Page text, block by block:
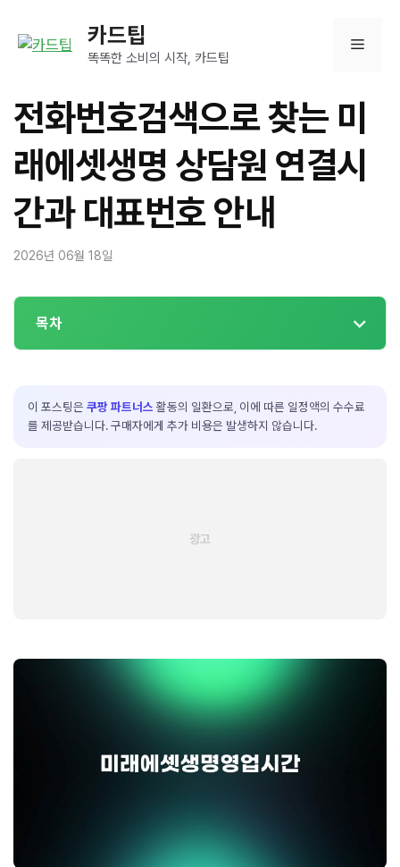
카드팁
똑똑한 소비의 시작, 카드팁
메
뉴
전화번호검색으로 찾는 미
래에셋생명 상담원 연결시
간과 대표번호 안내
2026년 06월 18일
목차
이 포스팅은 쿠팡 파트너스 활동의 일환으로, 이에 따른 일정액의 수수료
를 제공받습니다. 구매자에게 추가 비용은 발생하지 않습니다.